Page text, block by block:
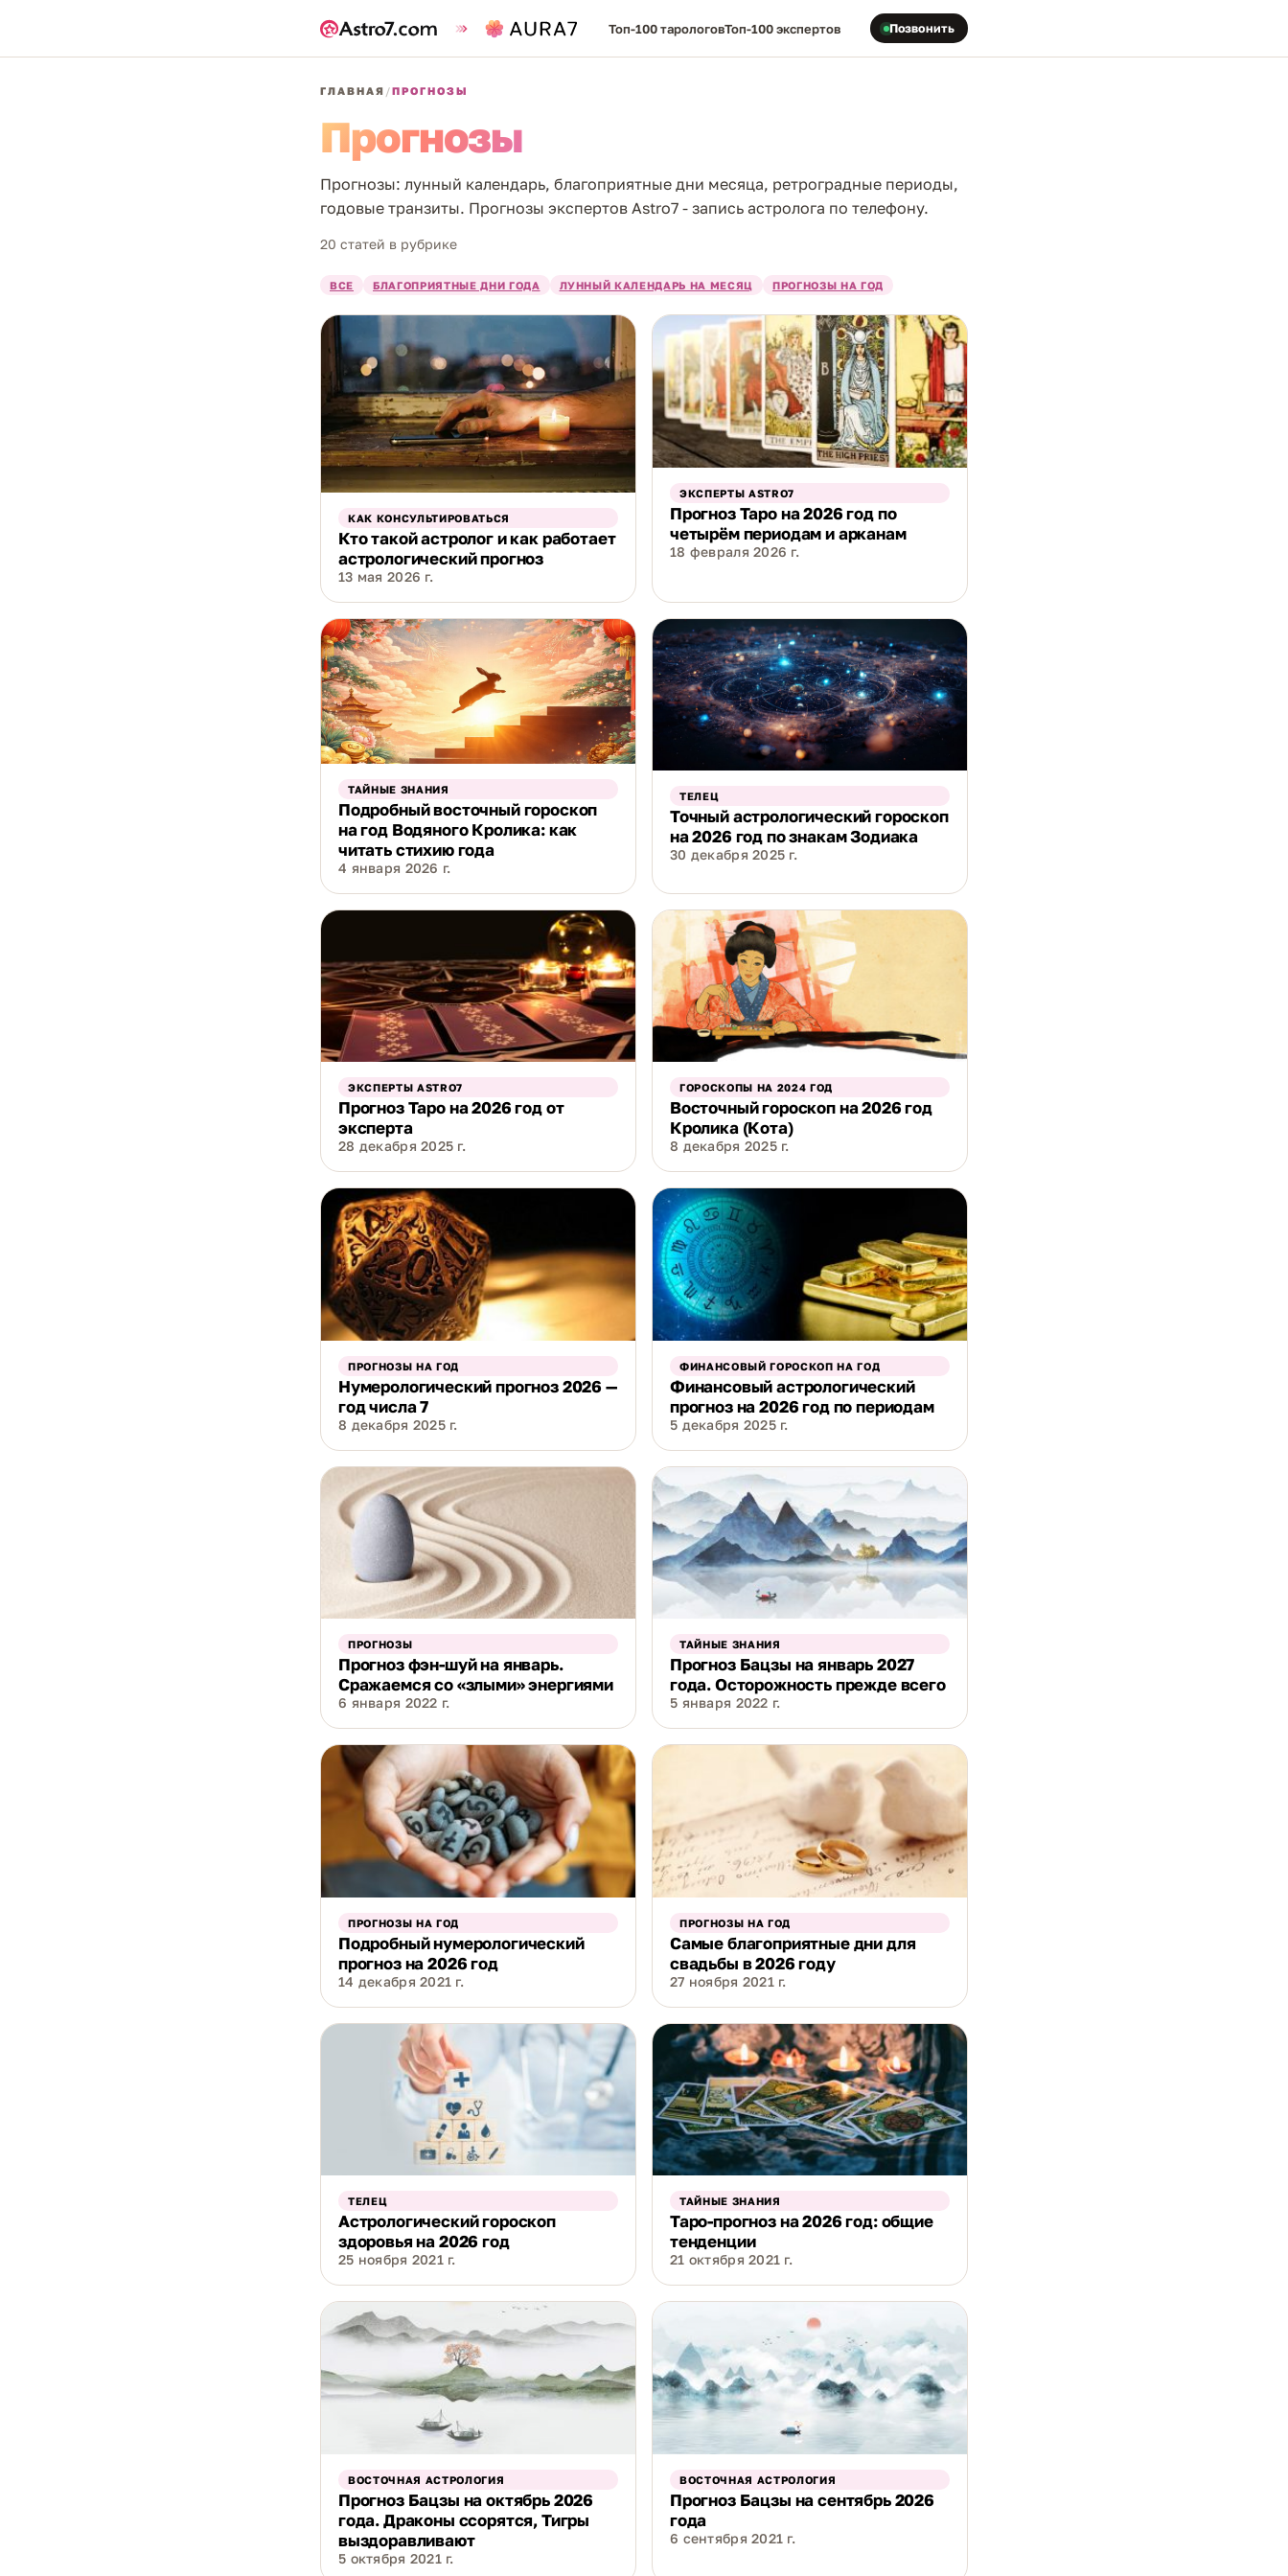
Топ-100 тарологовТоп-100 экспертов Позвонить
ГЛАВНАЯ /ПРОГНОЗЫ
Прогнозы
Прогнозы: лунный календарь, благоприятные дни месяца, ретроградные периоды,
годовые транзиты. Прогнозы экспертов Astro7 - запись астролога по телефону.
20 статей в рубрике
ВСЕ БЛАГОПРИЯТНЫЕ ДНИ ГОДА ЛУННЫЙ КАЛЕНДАРЬ НА МЕСЯЦ ПРОГНОЗЫ НА ГОД
КАК КОНСУЛЬТИРОВАТЬСЯ
Кто такой астролог и как работает
астрологический прогноз
13 мая 2026 г.
ЭКСПЕРТЫ ASTRO7
Прогноз Таро на 2026 год по
четырём периодам и арканам
18 февраля 2026 г.
ТАЙНЫЕ ЗНАНИЯ
Подробный восточный гороскоп
на год Водяного Кролика: как
читать стихию года
4 января 2026 г.
ТЕЛЕЦ
Точный астрологический гороскоп
на 2026 год по знакам Зодиака
30 декабря 2025 г.
ЭКСПЕРТЫ ASTRO7
Прогноз Таро на 2026 год от
эксперта
28 декабря 2025 г.
ГОРОСКОПЫ НА 2024 ГОД
Восточный гороскоп на 2026 год
Кролика (Кота)
8 декабря 2025 г.
ПРОГНОЗЫ НА ГОД
Нумерологический прогноз 2026 —
год числа 7
8 декабря 2025 г.
ФИНАНСОВЫЙ ГОРОСКОП НА ГОД
Финансовый астрологический
прогноз на 2026 год по периодам
5 декабря 2025 г.
ПРОГНОЗЫ
Прогноз фэн-шуй на январь.
Сражаемся со «злыми» энергиями
6 января 2022 г.
ТАЙНЫЕ ЗНАНИЯ
Прогноз Бацзы на январь 2027
года. Осторожность прежде всего
5 января 2022 г.
ПРОГНОЗЫ НА ГОД
Подробный нумерологический
прогноз на 2026 год
14 декабря 2021 г.
ПРОГНОЗЫ НА ГОД
Самые благоприятные дни для
свадьбы в 2026 году
27 ноября 2021 г.
ТЕЛЕЦ
Астрологический гороскоп
здоровья на 2026 год
25 ноября 2021 г.
ТАЙНЫЕ ЗНАНИЯ
Таро-прогноз на 2026 год: общие
тенденции
21 октября 2021 г.
ВОСТОЧНАЯ АСТРОЛОГИЯ
Прогноз Бацзы на октябрь 2026
года. Драконы ссорятся, Тигры
выздоравливают
5 октября 2021 г.
ВОСТОЧНАЯ АСТРОЛОГИЯ
Прогноз Бацзы на сентябрь 2026
года
6 сентября 2021 г.